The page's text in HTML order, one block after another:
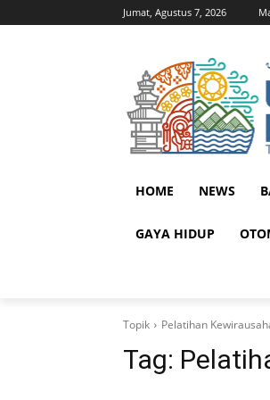
Jumat, Agustus 7, 2026
HOME NEWS
GAYA HIDUP
Topik Pelatihan
Tag: